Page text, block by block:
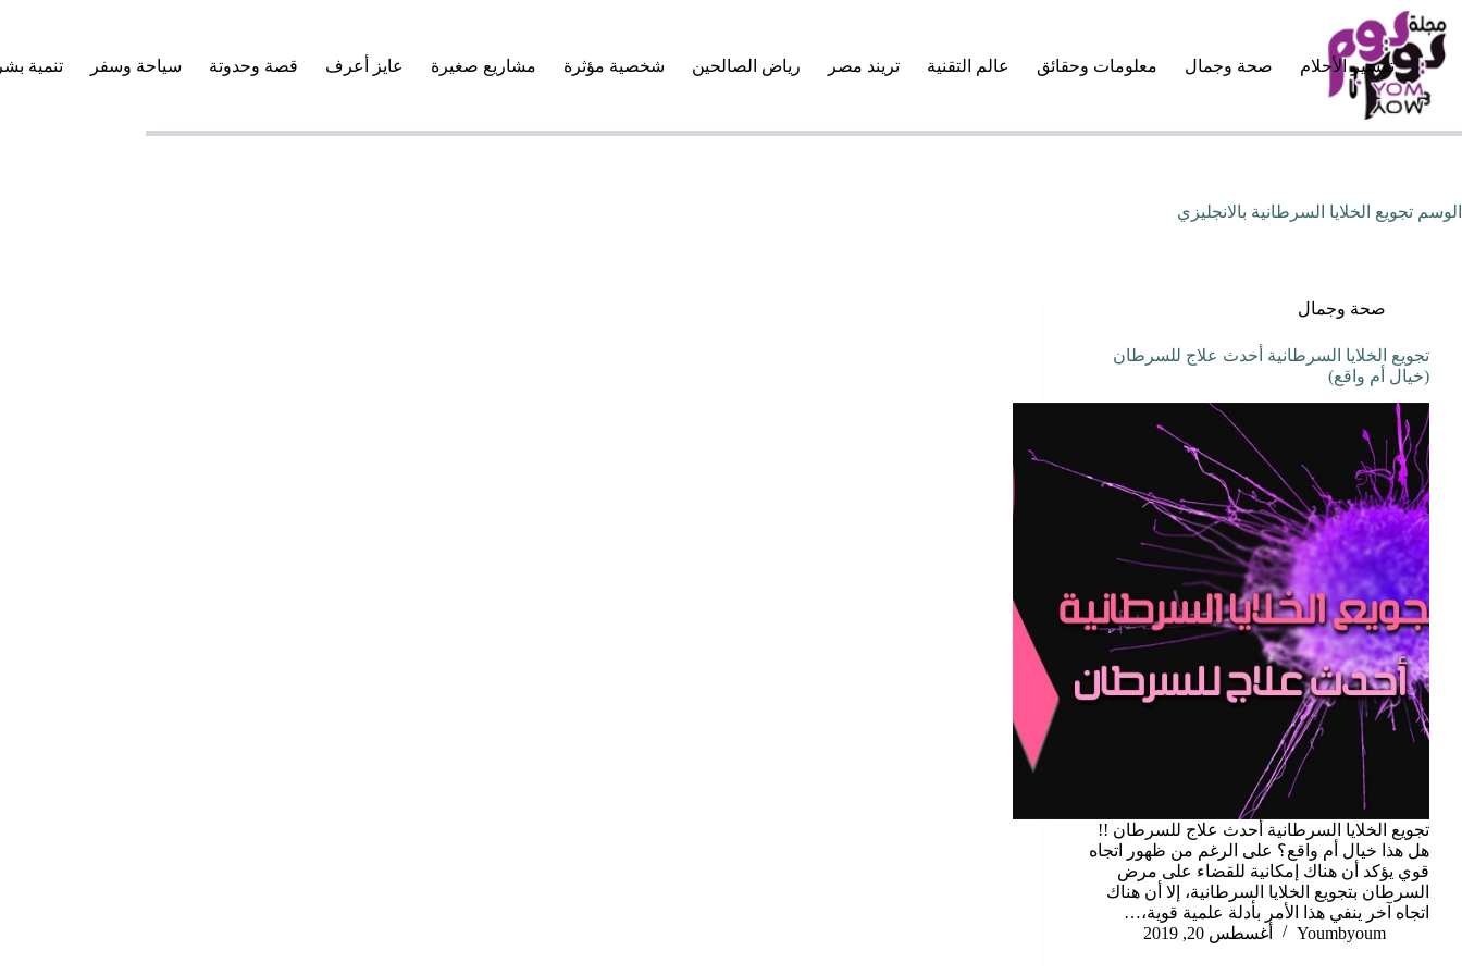
إلى
المحتوى
تفسير الأحلام صحة وجمال معلومات وحقائق عالم التقنية تريند مصر رياض الصالحين شخصية مؤثرة مشاريع صغيرة عايز أعرف قصة وحدوتة سياحة وسفر تنمية
الوسم تجويع الخلايا السرطانية بالانجليزي
صحة وجمال
تجويع الخلايا السرطانية أحدث علاج للسرطان
(خيال أم واقع)
تجويع الخلايا السرطانية أحدث علاج للسرطان !!
هل هذا خيال أم واقع؟ على الرغم من ظهور اتجاه
قوي يؤكد أن هناك إمكانية للقضاء على مرض
السرطان بتجويع الخلايا السرطانية، إلا أن هناك
اتجاه آخر ينفي هذا الأمر بأدلة علمية قوية،…
Youmbyoum
أغسطس 20, 2019